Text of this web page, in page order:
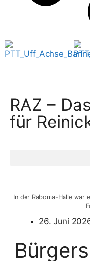
RAZ –
für
In der Raboma-Halle war
26. Juni